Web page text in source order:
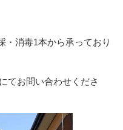
・消毒1本から承っており
てお問い合わせくださ